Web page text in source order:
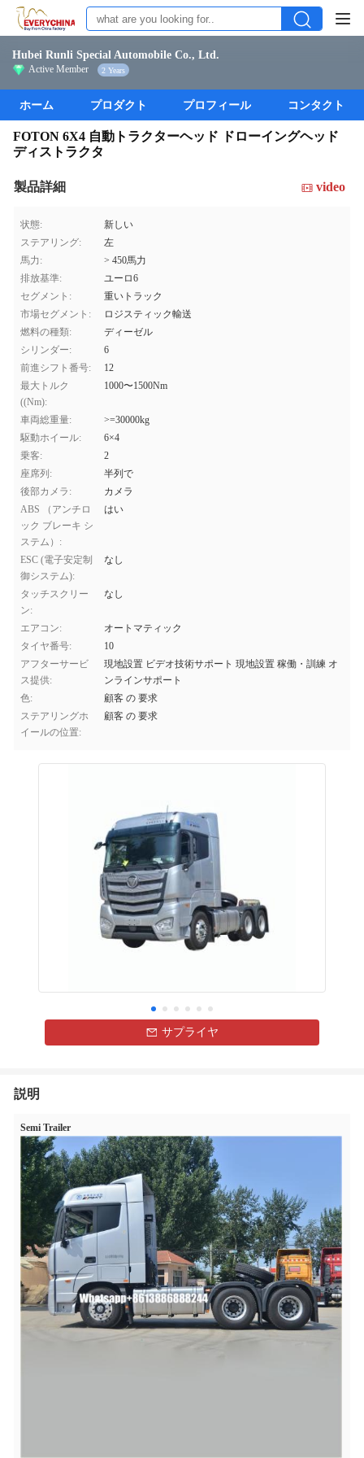
Hubei Runli Special Automobile Co., Ltd.
Active Member 2 Years
ホーム プロダクト プロフィール コンタクト
FOTON 6X4 自動トラクターヘッド ドローイングヘッド
ディストラクタ
製品詳細 video
状態:
新しい
ステアリング:
左
馬力:
> 450馬力
排放基準:
ユーロ6
セグメント:
重いトラック
市場セグメント:
ロジスティック輸送
燃料の種類:
ディーゼル
シリンダー:
6
前進シフト番号:
12
最大トルク
((Nm):
1000〜1500Nm
車両総重量:
>=30000kg
駆動ホイール:
6×4
乗客:
2
座席列:
半列で
後部カメラ:
カメラ
ABS （アンチロ
ック ブレーキ シ
ステム）:
はい
ESC (電子安定制
御システム):
なし
タッチスクリー
ン:
なし
エアコン:
オートマティック
タイヤ番号:
10
アフターサービ
ス提供:
現地設置 ビデオ技術サポート 現地設置 稼働・訓練 オ
ンラインサポート
色:
顧客 の 要求
ステアリングホ
イールの位置:
顧客 の 要求
サプライヤ
説明
Semi Trailer